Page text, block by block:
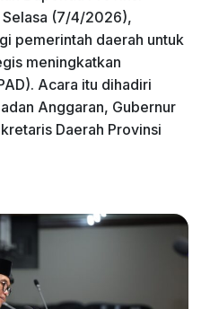
Selasa (7/4/2026),
pemerintah daerah untuk
meningkatkan
Acara itu dihadiri
Anggaran, Gubernur
Daerah Provinsi